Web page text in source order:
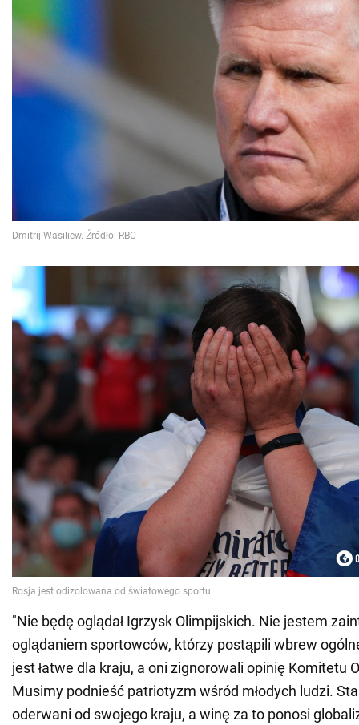
"Nie będę oglądał Igrzysk Olimpijskich. Nie jestem
oglądaniem sportowców, którzy postąpili wbrew
jest łatwe dla kraju, a oni zignorowali opinię Komitetu
Musimy podnieść patriotyzm wśród młodych ludzi.
oderwani od swojego kraju, a winę za to ponosi